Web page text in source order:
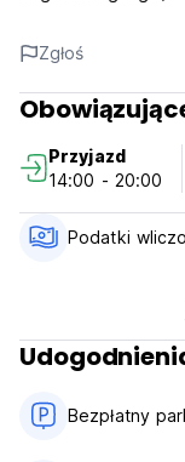
Zgłoś
Przyjazd
14:00 - 20:00
Podatki
Bezpłatny